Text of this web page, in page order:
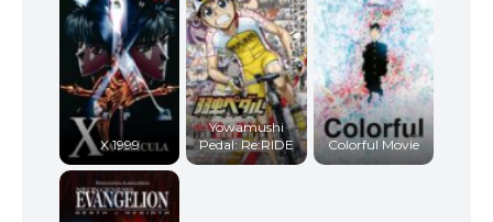
X 1999
Yowamushi
Pedal: Re:RIDE
Colorful Movie